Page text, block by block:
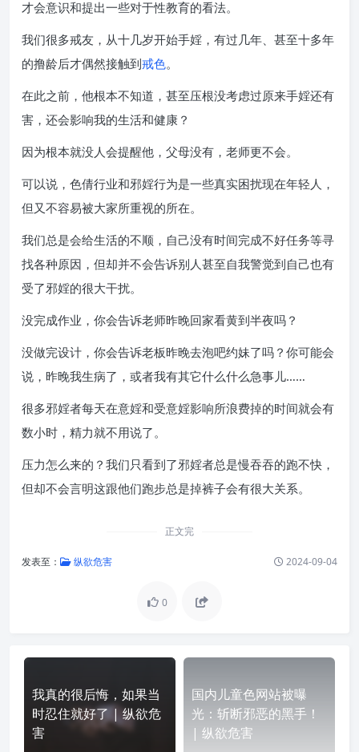
才会意识和提出一些对于性教育的看法。
我们很多戒友，从十几岁开始手婬，有过几年、甚至十多年
的撸龄后才偶然接触到戒色。
在此之前，他根本不知道，甚至压根没考虑过原来手婬还有
害，还会影响我的生活和健康？
因为根本就没人会提醒他，父母没有，老师更不会。
可以说，色倩行业和邪婬行为是一些真实困扰现在年轻人，
但又不容易被大家所重视的所在。
我们总是会给生活的不顺，自己没有时间完成不好任务等寻
找各种原因，但却并不会告诉别人甚至自我警觉到自己也有
受了邪婬的很大干扰。
没完成作业，你会告诉老师昨晚回家看黄到半夜吗？
没做完设计，你会告诉老板昨晚去泡吧约妹了吗？你可能会
说，昨晚我生病了，或者我有其它什么什么急事儿……
很多邪婬者每天在意婬和受意婬影响所浪费掉的时间就会有
数小时，精力就不用说了。
压力怎么来的？我们只看到了邪婬者总是慢吞吞的跑不快，
但却不会言明这跟他们跑步总是掉裤子会有很大关系。
正文完
发表至： 纵欲危害 2024-09-04
0
我真的很后悔，如果当
时忍住就好了 | 纵欲危
害
国内儿童色网站被曝
光：斩断邪恶的黑手！
| 纵欲危害